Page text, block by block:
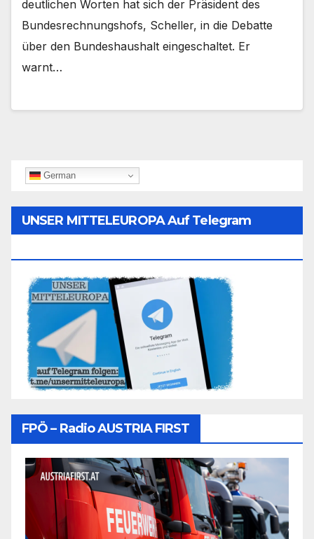
deutlichen Worten hat sich der Präsident des
Bundesrechnungshofs, Scheller, in die Debatte
über den Bundeshaushalt eingeschaltet. Er
warnt…
German
UNSER MITTELEUROPA Auf Telegram
FPÖ – Radio AUSTRIA FIRST